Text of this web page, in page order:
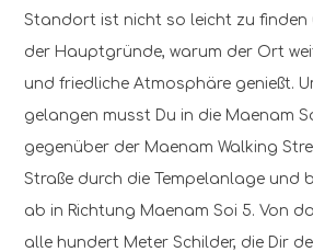
Standort ist nicht so leicht zu finden
der Hauptgründe, warum der Ort
und friedliche Atmosphäre genießt.
gelangen musst Du in die Maenam
gegenüber der Maenam Walking
Straße durch die Tempelanlage und
ab in Richtung Maenam Soi 5. Von
alle hundert Meter Schilder, die Dir